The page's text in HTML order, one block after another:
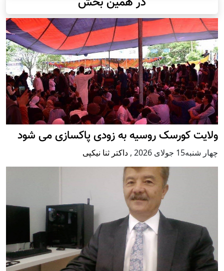
ولایت کورسک روسیه به زودی پاکسازی می شود
چهار شنبه15 جولای 2026 , داکتر ثنا نیکپی